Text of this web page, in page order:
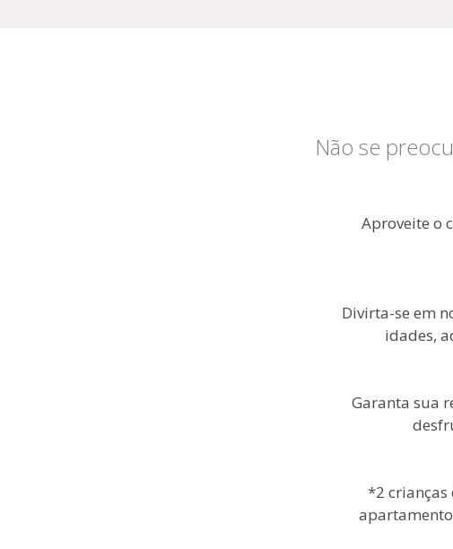
Não se
Aproveite o
Divirta-se em
idades,
Garanta sua
*2 crianças